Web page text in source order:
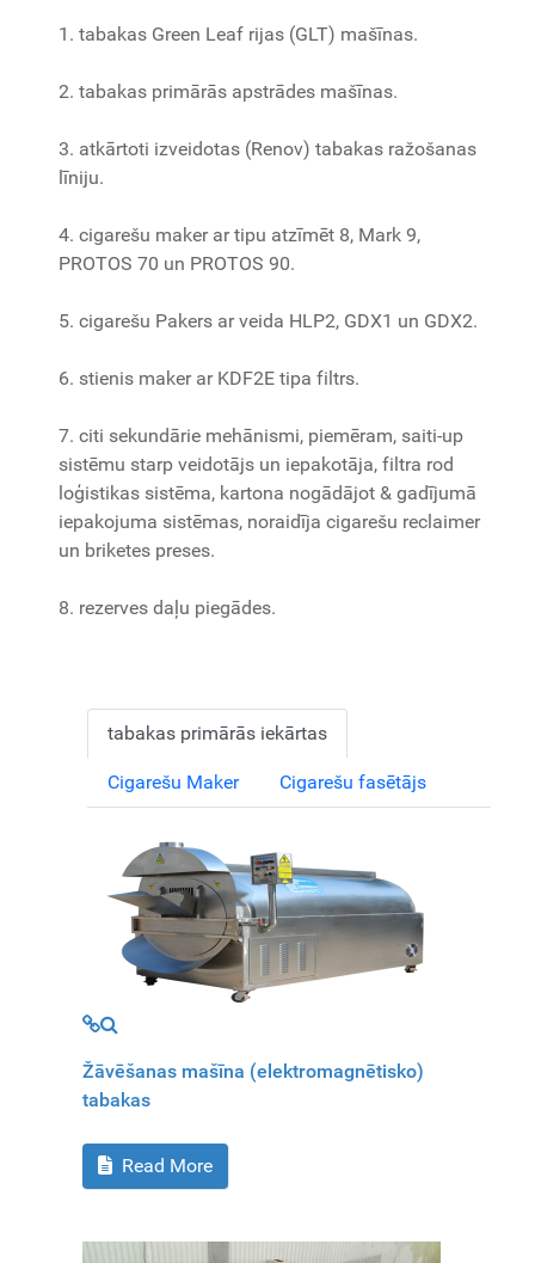
1. tabakas Green Leaf rijas (GLT) mašīnas.
2. tabakas primārās apstrādes mašīnas.
3. atkārtoti izveidotas (Renov) tabakas ražošanas
līniju.
4. cigarešu maker ar tipu atzīmēt 8, Mark 9,
PROTOS 70 un PROTOS 90.
5. cigarešu Pakers ar veida HLP2, GDX1 un GDX2.
6. stienis maker ar KDF2E tipa filtrs.
7. citi sekundārie mehānismi, piemēram, saiti-up
sistēmu starp veidotājs un iepakotāja, filtra rod
loģistikas sistēma, kartona nogādājot & gadījumā
iepakojuma sistēmas, noraidīja cigarešu reclaimer
un briketes preses.
8. rezerves daļu piegādes.
tabakas primārās iekārtas
Cigarešu Maker Cigarešu fasētājs
MOD_JTCS_VIEW_ARTICLE_LINK
Žāvēšanas mašīna (elektromagnētisko)
tabakas
Read More